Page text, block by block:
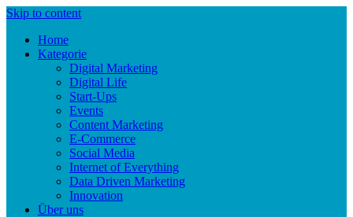
Skip to content
Home
Kategorie
Digital Marketing
Digital Life
Start-Ups
Events
Content Marketing
E-Commerce
Social Media
Internet of Everything
Data Driven Marketing
Innovation
Über uns